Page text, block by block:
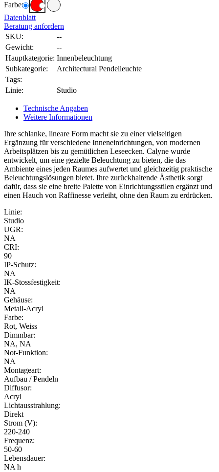
Farbe:
Datenblatt
Beratung anfordern
SKU:
--
Gewicht:
--
Hauptkategorie: Innenbeleuchtung
Subkategorie:
Architectural Pendelleuchte
Tags:
Linie:
Studio
Technische Angaben
Weitere Informationen
Ihre schlanke, lineare Form macht sie zu einer vielseitigen
Ergänzung für verschiedene Inneneinrichtungen, von modernen
Arbeitsplätzen bis zu gemütlichen Leseecken. Calyne wurde
entwickelt, um eine gezielte Beleuchtung zu bieten, die das
Ambiente eines jeden Raumes aufwertet und gleichzeitig praktische
Beleuchtungslösungen bietet. Ihre zurückhaltende Ästhetik sorgt
dafür, dass sie eine breite Palette von Einrichtungsstilen ergänzt und
einen Hauch von Raffinesse verleiht, ohne den Raum zu erdrücken.
Linie:
Studio
UGR:
NA
CRI:
90
IP-Schutz:
NA
IK-Stossfestigkeit:
NA
Gehäuse:
Metall-Acryl
Farbe:
Rot, Weiss
Dimmbar:
NA, NA
Not-Funktion:
NA
Montageart:
Aufbau / Pendeln
Diffusor:
Acryl
Lichtausstrahlung:
Direkt
Strom (V):
220-240
Frequenz:
50-60
Lebensdauer:
NA h